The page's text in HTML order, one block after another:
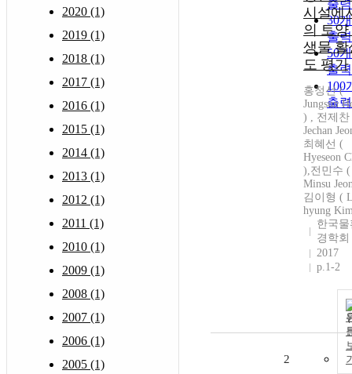
2020 (1)
2019 (1)
2018 (1)
2017 (1)
2016 (1)
2015 (1)
2014 (1)
2013 (1)
2012 (1)
2011 (1)
2010 (1)
2009 (1)
2008 (1)
2007 (1)
2006 (1)
2005 (1)
출력
30
출력
50
출력
100
출력
시설에
의 토양
생물 활
도 평가
홍정선 (
Jungsun
) , 전제찬
Jechan
최혜선 (
Hyeseon
),전민수 (
Minsu
김이형 (
hyung
한국물
경학회
2017
p.1-2
2